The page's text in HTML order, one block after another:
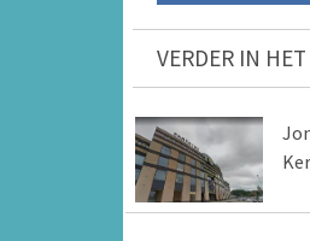
VERDER IN